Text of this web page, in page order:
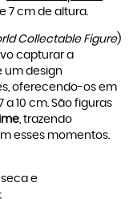
7 cm de altura.
Collectable Figure)
capturar a
um design
oferecendo-os em
10 cm. São figuras
, trazendo
esses momentos.
e